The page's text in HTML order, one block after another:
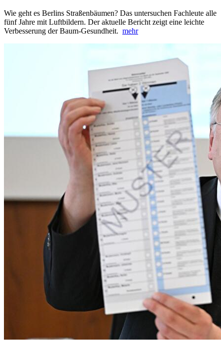
Wie geht es Berlins Straßenbäumen? Das untersuchen Fachleute alle
fünf Jahre mit Luftbildern. Der aktuelle Bericht zeigt eine leichte
Verbesserung der Baum-Gesundheit. mehr